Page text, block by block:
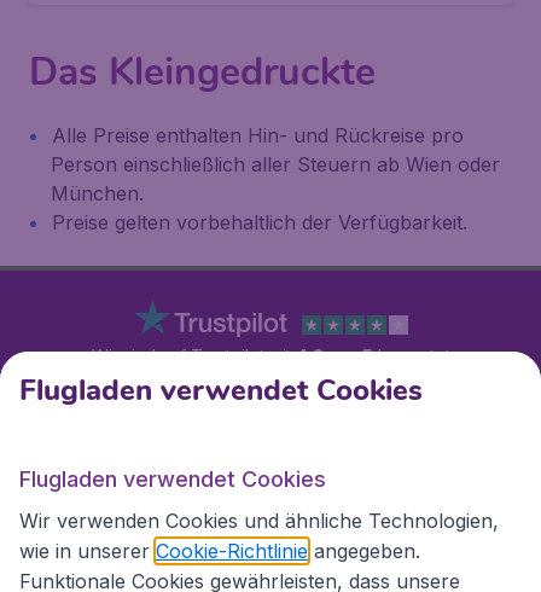
Das Kleingedruckte
Alle Preise enthalten Hin- und Rückreise pro
Person einschließlich aller Steuern ab Wien oder
München.
Preise gelten vorbehaltlich der Verfügbarkeit.
Wir sind auf Trustpilot mit4.2 von 5bewertet
Auf Basis von11279Kundenbewertungen
Kundenservice
Flugladen.at
Flugladen verwendet Cookies
Flugladen verwendet Cookies
Wir verwenden Cookies und ähnliche Technologien,
wie in unserer Cookie-Richtlinie angegeben.
Funktionale Cookies gewährleisten, dass unsere